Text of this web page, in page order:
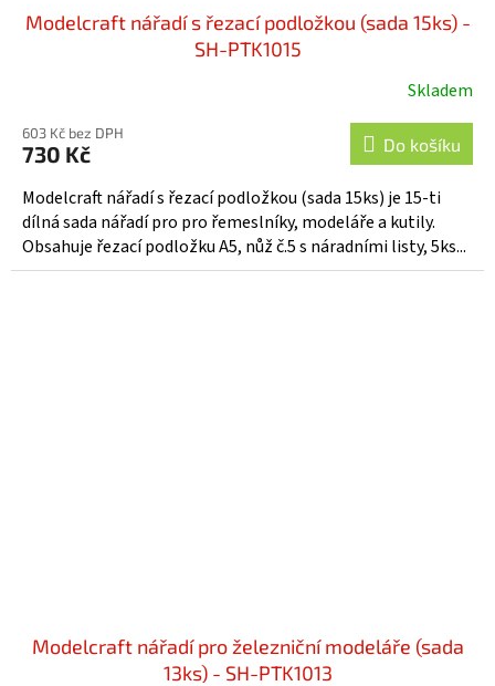
Modelcraft nářadí s řezací podložkou (sada 15ks) -
SH-PTK1015
Skladem
603 Kč bez DPH
730 Kč Do košíku
Modelcraft nářadí s řezací podložkou (sada 15ks) je 15-ti
dílná sada nářadí pro pro řemeslníky, modeláře a kutily.
Obsahuje řezací podložku A5, nůž č.5 s náradními listy, 5ks...
Modelcraft nářadí pro železniční modeláře (sada
13ks) - SH-PTK1013